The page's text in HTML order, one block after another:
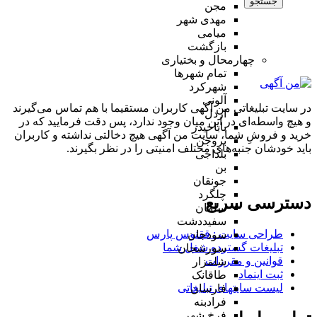
مجن
مهدی شهر
میامی
بازگشت
چهارمحال و بختیاری
تمام شهر‌ها
شهرکرد
آلونی
اردل
باباحیدر
بروجن
بلداجی
بن
جونقان
چلگرد
سامان
سفیددشت
سودجان
سورشجان
شلمزار
طاقانک
فارسان
فرادبنه
در سایت تبلیغاتی من آگهی کاربران مستقیما با هم تماس می‌گیرند
و هیچ واسطه‌ای در این میان وجود ندارد، پس دقت فرمایید که در
خرید و فروشِ شما، سایت من آگهی هیچ دخالتی نداشته و کاربران
باید خودشان جنبه‌های مختلف امنیتی را در نظر بگیرند.
دسترسی سریع
طراحی سایت :‌ ققنوس پارس
تبلیغات گسترده شغل شما
قوانین و مقررات
ثبت اینماد
لیست سایتهای تبلیغاتی